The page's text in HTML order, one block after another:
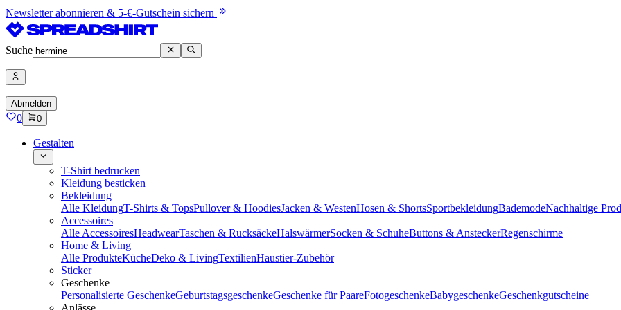
Newsletter abonnieren & 5-€-Gutschein sichern
Suche
Abmelden
0 0
Gestalten
T-Shirt bedrucken
Kleidung besticken
Bekleidung
Alle KleidungT-Shirts & TopsPullover & HoodiesJacken & WestenHosen & ShortsSportbekleidungBademodeNachhaltige
Accessoires
Alle AccessoiresHeadwearTaschen & RucksäckeHalswärmerSocken & SchuheButtons & AnsteckerRegenschirme
Home & Living
Alle ProdukteKücheDeko & LivingTextilienHaustier-Zubehör
Sticker
Geschenke
Personalisierte GeschenkeGeburtstagsgeschenkeGeschenke für PaareFotogeschenkeBabygeschenkeGeschenkgutscheine